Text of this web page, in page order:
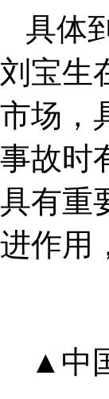
具体
刘宝生
市场，
事故时
具有重
进作用
▲中